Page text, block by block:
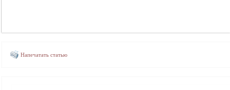
Напечатать статью